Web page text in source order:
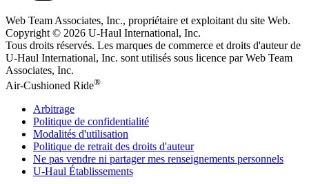
Web Team Associates, Inc., propriétaire et exploitant du site Web.
Copyright © 2026 U-Haul International, Inc.
Tous droits réservés. Les marques de commerce et droits d'auteur de
U-Haul International, Inc. sont utilisés sous licence par Web Team
Associates, Inc.
Air-Cushioned Ride®
Arbitrage
Politique de confidentialité
Modalités d'utilisation
Politique de retrait des droits d'auteur
Ne pas vendre ni partager mes renseignements personnels
U-Haul Établissements